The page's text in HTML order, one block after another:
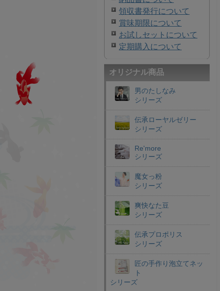
領収書発行について
賞味期限について
お試しセットについて
定期購入について
オリジナル商品
男のたしなみ
シリーズ
伝承ローヤルゼリー
シリーズ
Re'more
シリーズ
魔女っ粉
シリーズ
爽快なた豆
シリーズ
伝承プロポリス
シリーズ
匠の手作り泡立てネッ
ト
シリーズ